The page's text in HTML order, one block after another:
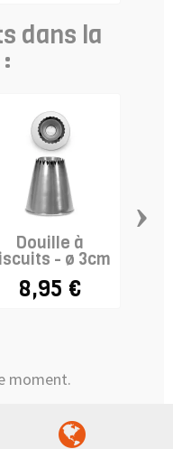
dans la
Douille à
- ø 3cm
8,95 €
›
moment.